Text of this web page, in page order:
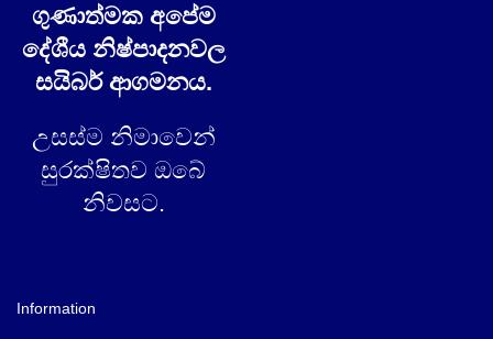
ගුණාත්මක අපේම
දේශීය නිෂ්පාදනවල
සයිබර් ආගමනය.
උසස්ම නිමාවෙන්
සුරක්ෂිතව ඔබේ
නිවසට.
Information